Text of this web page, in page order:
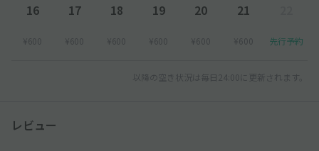
16
¥600
17
¥600
18
¥600
19
¥600
20
¥600
21
¥600 先行予約
以降の空き状況は毎日24:00に更新されます。
レビュー